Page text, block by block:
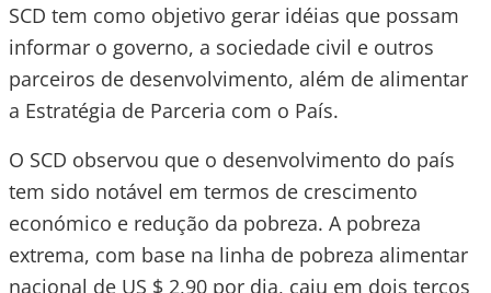
SCD tem como objetivo gerar idéias que possam
informar o governo, a sociedade civil e outros
parceiros de desenvolvimento, além de alimentar
a Estratégia de Parceria com o País.
O SCD observou que o desenvolvimento do país
tem sido notável em termos de crescimento
económico e redução da pobreza. A pobreza
extrema, com base na linha de pobreza alimentar
nacional de US $ 2,90 por dia, caiu em dois terços